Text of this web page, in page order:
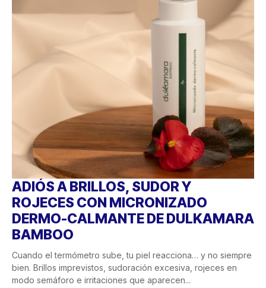
ADIÓS A BRILLOS, SUDOR Y
ROJECES CON MICRONIZADO
DERMO-CALMANTE DE DULKAMARA
BAMBOO
Cuando el termómetro sube, tu piel reacciona… y no siempre
bien. Brillos imprevistos, sudoración excesiva, rojeces en
modo semáforo e irritaciones que aparecen...